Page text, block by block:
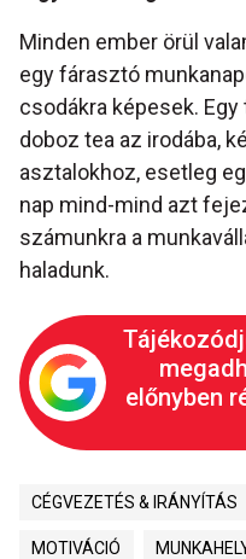
Minden ember örül
egy fárasztó
csodákra képesek.
doboz tea az irodába,
asztalokhoz, esetleg
nap mind-mind azt
számunkra a
haladunk.
előnyben
CÉGVEZETÉS & IRÁNYÍTÁS
MOTIVÁCIÓ